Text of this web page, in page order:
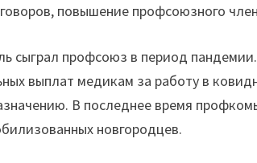
повышение профсоюзного
сыграл профсоюз в период
выплат медикам за работу в
В последнее время
новгородцев.